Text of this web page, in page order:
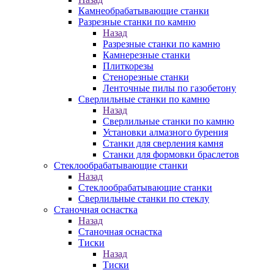
Камнеобрабатывающие станки
Разрезные станки по камню
Назад
Разрезные станки по камню
Камнерезные станки
Плиткорезы
Стенорезные станки
Ленточные пилы по газобетону
Сверлильные станки по камню
Назад
Сверлильные станки по камню
Установки алмазного бурения
Станки для сверления камня
Станки для формовки браслетов
Стеклообрабатывающие станки
Назад
Стеклообрабатывающие станки
Сверлильные станки по стеклу
Станочная оснастка
Назад
Станочная оснастка
Тиски
Назад
Тиски